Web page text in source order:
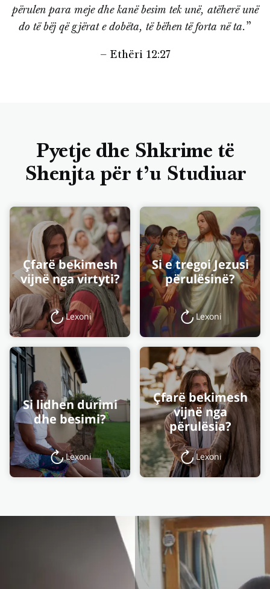
përulen para meje dhe kanë besim tek unë, atëherë unë
do të bëj që gjërat e dobëta, të bëhen të forta në ta.”
– Ethëri 12:27
Pyetje dhe Shkrime të
Shenjta për t’u Studiuar
Çfarë bekimesh
vijnë nga virtyti?
Lexoni
Si e tregoi Jezusi
përulësinë?
Lexoni
Si lidhen durimi
dhe besimi?
Lexoni
Çfarë bekimesh
vijnë nga
përulësia?
Lexoni